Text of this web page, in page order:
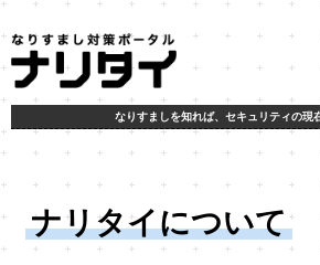
なりすましを知れば、 セキュリティの現
ナリタイについて